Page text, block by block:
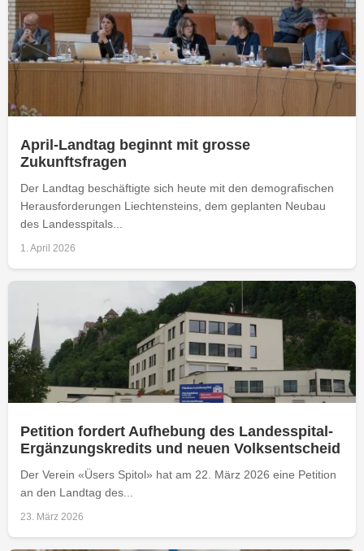
April-Landtag beginnt mit grosse
Zukunftsfragen
Der Landtag beschäftigte sich heute mit den demografischen
Herausforderungen Liechtensteins, dem geplanten Neubau
des Landesspitals...
1. April 2026
Petition fordert Aufhebung des Landesspital-
Ergänzungskredits und neuen Volksentscheid
Der Verein «Üsers Spitol» hat am 22. März 2026 eine Petition
an den Landtag des...
23. März 2026